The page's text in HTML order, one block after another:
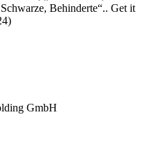
Behinderte“.. Get it
GmbH